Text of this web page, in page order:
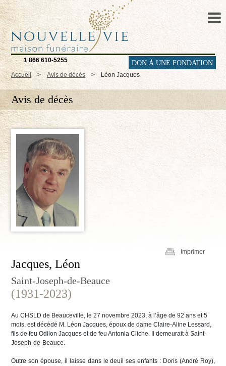
1 866 610-5255 DON À UNE FONDATION
Accueil > Avis de décès > Léon Jacques
Avis de décès
Imprimer
Jacques, Léon
Saint-Joseph-de-Beauce
(1931-2023)
Au CHSLD de Beauceville, le 27 novembre 2023, à l’âge de 92 ans et 5
mois, est décédé M. Léon Jacques, époux de dame Claire-Aline Lessard,
fils de feu Odilon Jacques et de feu Antonia Cliche. Il demeurait à Saint-
Joseph-de-Beauce.
Outre son épouse, il laisse dans le deuil ses enfants : Doris (André Roy),